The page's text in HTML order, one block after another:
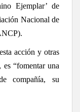
Ejemplar’ de
Nacional de
acción y otras
es “fomentar una
compañía, su